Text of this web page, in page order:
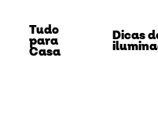
Tudo
para
Casa
Dicas